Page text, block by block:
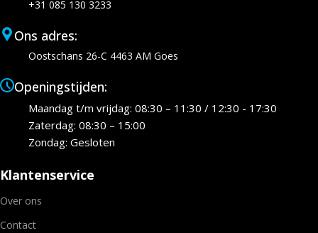
+31 085 130 3233
Ons adres:
Oostschans 26-C 4463 AM Goes
Openingstijden:
Maandag t/m vrijdag: 08:30 – 11:30 / 12:30 - 17:30
Zaterdag: 08:30 – 15:00
Zondag: Gesloten
Klantenservice
Over ons
Contact